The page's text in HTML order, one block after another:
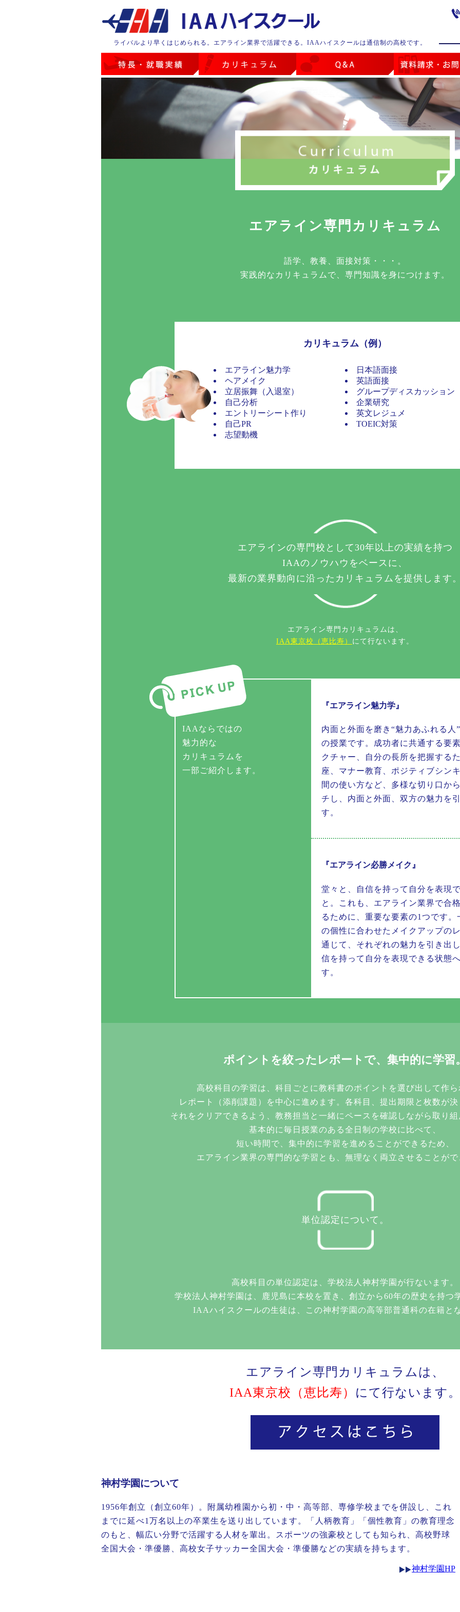
ライバルより早くはじめられる。エアライン業界で活躍できる。IAAハイスクールは通信制の高校です。
エアライン専門カリキュラム
語学、教養、面接対策・・・。
実践的なカリキュラムで、専門知識を身につけます。
カリキュラム（例）
エアライン魅力学
ヘアメイク
立居振舞（入退室）
自己分析
エントリーシート作り
自己PR
志望動機
日本語面接
英語面接
グループディスカッション
企業研究
英文レジュメ
TOEIC対策
エアラインの専門校として30年以上の実績を持つ
IAAのノウハウをベースに、
最新の業界動向に沿ったカリキュラムを提供します
エアライン専門カリキュラムは、
IAA東京校（恵比寿） にて行ないます。
IAAならではの
魅力的な
カリキュラムを
一部ご紹介します。
『エアライン魅力学』
内面と外面を磨き“魅力あふれる人
の授業です。成功者に共通する要
クチャー、自分の長所を把握する
座、マナー教育、ポジティブシン
間の使い方など、多様な切り口か
チし、内面と外面、双方の魅力を
す。
『エアライン必勝メイク』
堂々と、自信を持って自分を表現
と。これも、エアライン業界で合
るために、重要な要素の1つです。
の個性に合わせたメイクアップの
通じて、それぞれの魅力を引き出
信を持って自分を表現できる状態
す。
ポイントを絞ったレポートで、集中的に学習
高校科目の学習は、科目ごとに教科書のポイントを選び出して作
レポート（添削課題）を中心に進めます。各科目、提出期限と枚数が
それをクリアできるよう、教務担当と一緒にペースを確認しながら取り
基本的に毎日授業のある全日制の学校に比べて、
短い時間で、集中的に学習を進めることができるため、
エアライン業界の専門的な学習とも、無理なく両立させることが
単位認定について。
高校科目の単位認定は、学校法人神村学園が行ないます。
学校法人神村学園は、鹿児島に本校を置き、創立から60年の歴史を持つ
IAAハイスクールの生徒は、この神村学園の高等部普通科の在籍と
エアライン専門カリキュラムは、
IAA東京校（恵比寿） にて行ないます
神村学園について
1956年創立（創立60年）。附属幼稚園から初・中・高等部、専修学校までを併設し、これ
までに延べ1万名以上の卒業生を送り出しています。「人柄教育」「個性教育」の教育理念
のもと、幅広い分野で活躍する人材を輩出。スポーツの強豪校としても知られ、高校野球
全国大会・準優勝、高校女子サッカー全国大会・準優勝などの実績を持ちます。
神村学園HP